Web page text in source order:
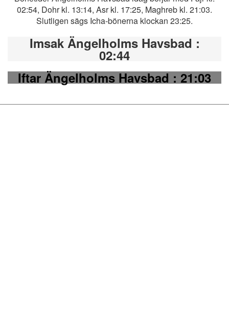
02:54, Dohr kl. 13:14, Asr kl. 17:25, Maghreb kl. 21:03.
Slutligen sägs Icha-bönerna klockan 23:25.
Imsak Ängelholms Havsbad :
02:44
Iftar Ängelholms Havsbad: 21:03